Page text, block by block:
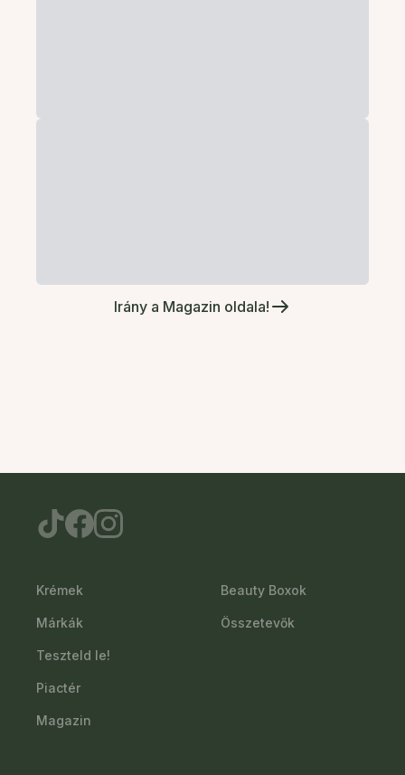
Irány a Magazin oldala!
Krémek
Márkák
Teszteld le!
Piactér
Magazin
Beauty Boxok
Összetevők